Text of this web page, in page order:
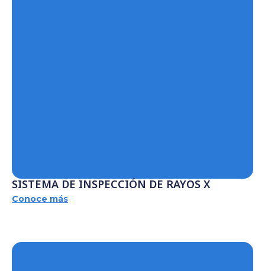
SISTEMA DE INSPECCIÓN DE RAYOS X
Conoce más